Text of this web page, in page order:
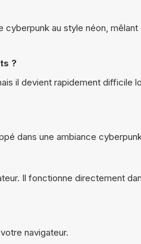
au style néon,
?
il devient rapidement difficile
dans une ambiance
Il fonctionne directement
navigateur.